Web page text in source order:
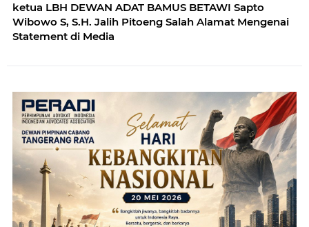
ketua LBH DEWAN ADAT BAMUS BETAWI Sapto
Wibowo S, S.H. Jalih Pitoeng Salah Alamat Mengenai
Statement di Media